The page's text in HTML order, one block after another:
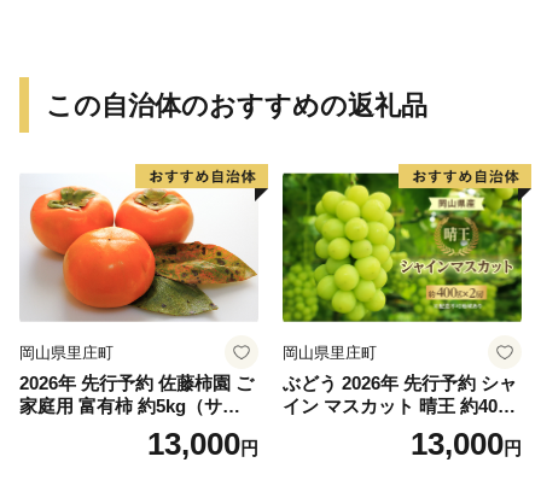
この自治体のおすすめの返礼品
岡山県里庄町
2026年 先行予約 佐藤柿園 ご
家庭用 富有柿 約5kg（サイズ
おまかせ） 柿 かき カキ 果物
くだもの フルーツ 期間限定
13,000円
岡山県里庄町
ぶどう 2026年 先行予約 シャ
イン マスカット 晴王 約400g
×2房 8月下旬～11月下旬発送
ブドウ 葡萄 岡山県産 国産 フ
13,000円